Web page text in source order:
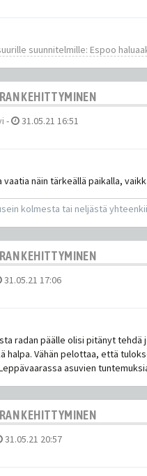
suunnitelmille: Espoo
KEHITTYMINEN
- 31.05.21 16:51
vaatia näin tärkeällä paikalla,
kolmesta tai neljästä
KEHITTYMINEN
31.05.21 17:06
radan päälle olisi pitänyt tehdä
Vähän pelottaa, että
asuvien
KEHITTYMINEN
31.05.21 20:57